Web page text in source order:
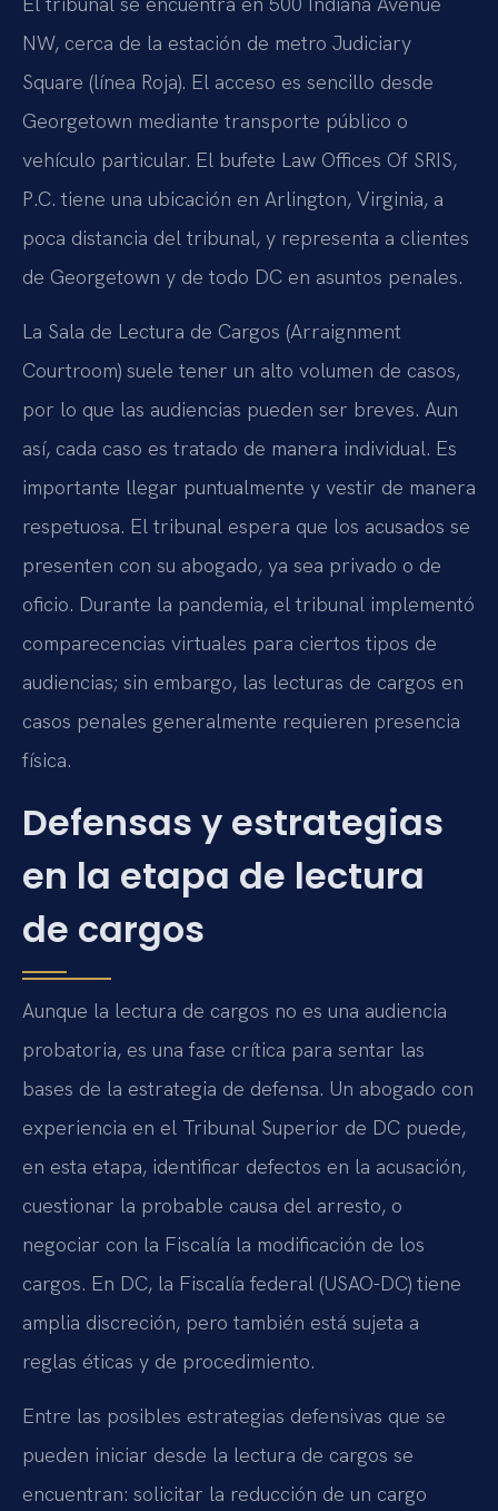
NW, cerca de la estación de metro Judiciary
Square (línea Roja). El acceso es sencillo desde
Georgetown mediante transporte público o
vehículo particular. El bufete Law Offices Of SRIS,
P.C. tiene una ubicación en Arlington, Virginia, a
poca distancia del tribunal, y representa a clientes
de Georgetown y de todo DC en asuntos penales.
La Sala de Lectura de Cargos (Arraignment
Courtroom) suele tener un alto volumen de casos,
por lo que las audiencias pueden ser breves. Aun
así, cada caso es tratado de manera individual. Es
importante llegar puntualmente y vestir de manera
respetuosa. El tribunal espera que los acusados se
presenten con su abogado, ya sea privado o de
oficio. Durante la pandemia, el tribunal implementó
comparecencias virtuales para ciertos tipos de
audiencias; sin embargo, las lecturas de cargos en
casos penales generalmente requieren presencia
física.
Defensas y estrategias
en la etapa de lectura
de cargos
Aunque la lectura de cargos no es una audiencia
probatoria, es una fase crítica para sentar las
bases de la estrategia de defensa. Un abogado con
experiencia en el Tribunal Superior de DC puede,
en esta etapa, identificar defectos en la acusación,
cuestionar la probable causa del arresto, o
negociar con la Fiscalía la modificación de los
cargos. En DC, la Fiscalía federal (USAO-DC) tiene
amplia discreción, pero también está sujeta a
reglas éticas y de procedimiento.
Entre las posibles estrategias defensivas que se
pueden iniciar desde la lectura de cargos se
encuentran: solicitar la reducción de un cargo